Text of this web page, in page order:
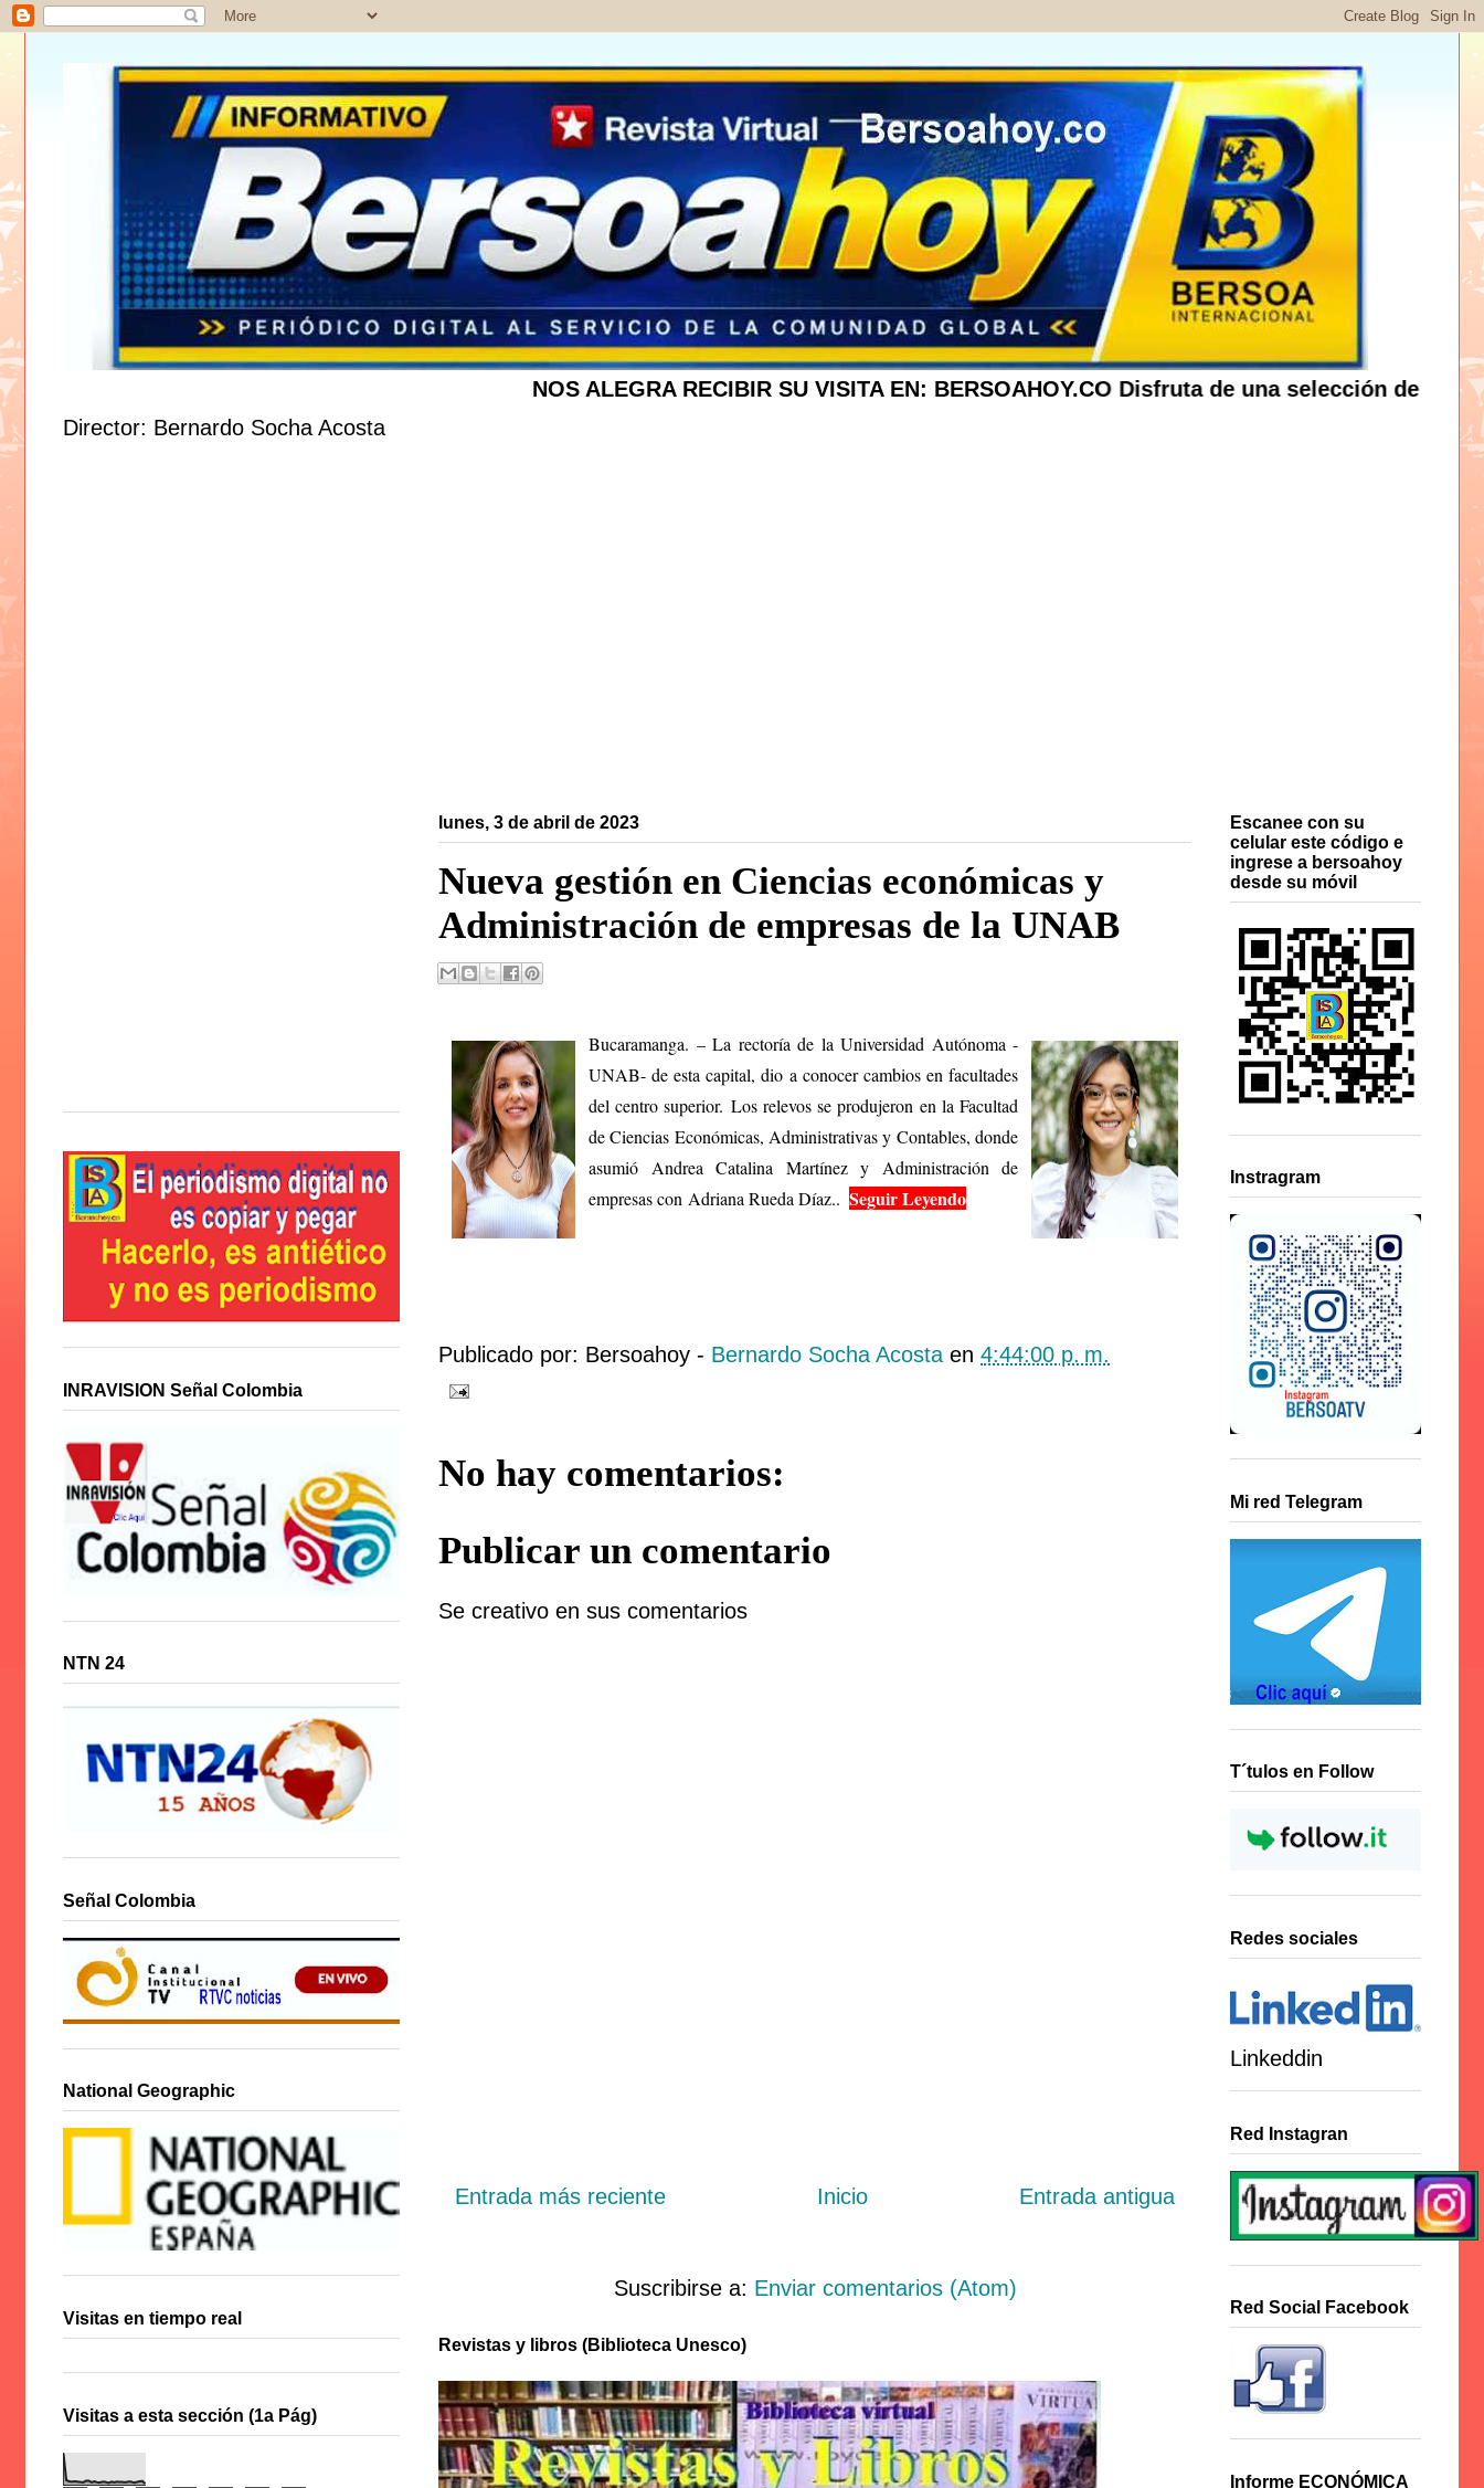
NOS ALEGRA RECIBIR SU VISITA EN:BERSOAHOY.CODisfruta de una selección de las
Director: Bernardo Socha Acosta
lunes, 3 de abril de 2023
Nueva gestión en Ciencias económicas y
Administración de empresas de la UNAB
Bucaramanga. – La rectoría de la Universidad Autónoma -
UNAB- de esta capital, dio a conocer cambios en facultades
del centro superior. Los relevos se produjeron en la Facultad
de Ciencias Económicas, Administrativas y Contables, donde
asumió Andrea Catalina Martínez y Administración de
empresas con Adriana Rueda Díaz.. Seguir Leyendo
Publicado por: Bersoahoy - Bernardo Socha Acosta en 4:44:00 p. m.
No hay comentarios:
Publicar un comentario
Se creativo en sus comentarios
Entrada más reciente Entrada antigua
Inicio
Suscribirse a: Enviar comentarios (Atom)
Revistas y libros (Biblioteca Unesco)
INRAVISION Señal Colombia
NTN 24
Señal Colombia
National Geographic
Visitas en tiempo real
Visitas a esta sección (1a Pág)
Escanee con su
celular este código e
ingrese a bersoahoy
desde su móvil
Instragram
Mi red Telegram
T´tulos en Follow
Redes sociales
Linkeddin
Red Instagran
Red Social Facebook
Informe ECONÓMICA